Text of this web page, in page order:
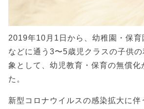
2019年10月1日から、幼稚園・保育
などに通う3〜5歳児クラスの子供
象として、幼児教育・保育の無償化
た。
新型コロナウイルスの感染拡大に伴